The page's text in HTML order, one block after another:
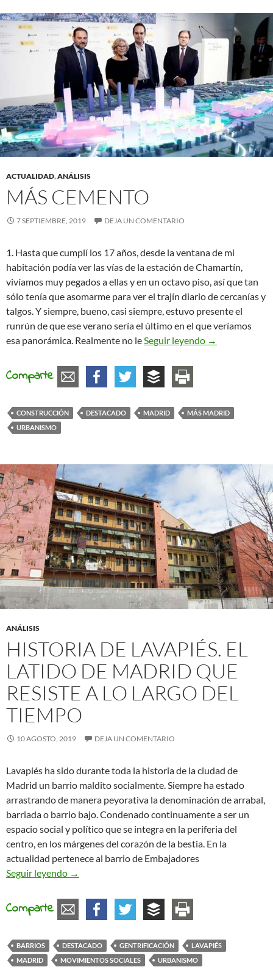
ACTUALIDAD,ANÁLISIS
MÁS CEMENTO
7 SEPTIEMBRE, 2019 DEJA UN COMENTARIO
1. Hasta que cumplí los 17 años, desde la ventana de mi
habitación podía ver las vías de la estación de Chamartín,
vivíamos muy pegados a ellas y en un octavo piso, así que tan
sólo tenía que asomarme para ver el trajín diario de cercanías y
talgos. Y siempre, bueno, casi siempre, estuvo presente el
runrún de que ese verano sería el último en el que veríamos
esa panorámica. Realmente no leSeguir leyendo Más Cemento
→
Comparte
CONSTRUCCIÓN DESTACADO MADRID
MÁS MADRID
URBANISMO
ANÁLISIS
HISTORIA DE LAVAPIÉS. EL
LATIDO DE MADRID QUE
RESISTE A LO LARGO DEL
TIEMPO
10 AGOSTO, 2019 DEJA UN COMENTARIO
Lavapiés ha sido durante toda la historia de la ciudad de
Madrid un barrio maldito socialmente. Siempre ha estado
arrastrando de manera peyorativa la denominación de arrabal,
barriada o barrio bajo. Condenado continuamente a ser un
espacio social y político que se integra en la periferia del
centro, en los márgenes del corazón de la bestia. En la
actualidad pertenece al barrio de Embajadores
Seguir leyendo
Historia de Lavapiés. El latido de Madrid que
→
Comparte
BARRIOS DESTACADO GENTRIFICACIÓN
LAVAPIÉS
MADRID
MOVIMIENTOS SOCIALES URBANISMO